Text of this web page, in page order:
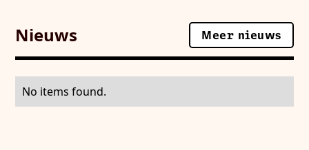
Nieuws
Meer nieuws
Meer nieuws
No items found.